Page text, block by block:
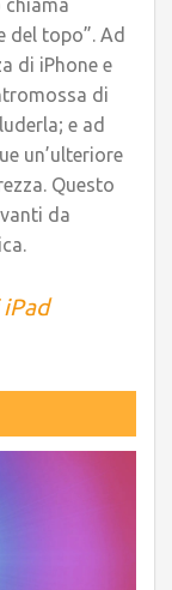
chiama
del topo”. Ad
di iPhone e
di
e ad
un’ulteriore
Questo
da